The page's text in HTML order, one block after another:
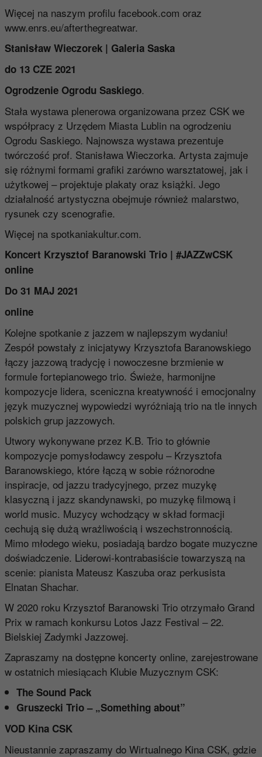
Więcej na naszym profilu facebook.com oraz
www.enrs.eu/afterthegreatwar.
Stanisław Wieczorek | Galeria Saska
do 13 CZE 2021
Ogrodzenie Ogrodu Saskiego.
Stała wystawa plenerowa organizowana przez CSK we
współpracy z Urzędem Miasta Lublin na ogrodzeniu
Ogrodu Saskiego. Najnowsza wystawa prezentuje
twórczość prof. Stanisława Wieczorka. Artysta zajmuje
się różnymi formami grafiki zarówno warsztatowej, jak i
użytkowej – projektuje plakaty oraz książki. Jego
działalność artystyczna obejmuje również malarstwo,
rysunek czy scenografie.
Więcej na spotkaniakultur.com.
Koncert Krzysztof Baranowski Trio | #JAZZwCSK
online
Do 31 MAJ 2021
online
Kolejne spotkanie z jazzem w najlepszym wydaniu!
Zespół powstały z inicjatywy Krzysztofa Baranowskiego
łączy jazzową tradycję i nowoczesne brzmienie w
formule fortepianowego trio. Świeże, harmonijne
kompozycje lidera, sceniczna kreatywność i emocjonalny
język muzycznej wypowiedzi wyróżniają trio na tle innych
polskich grup jazzowych.
Utwory wykonywane przez K.B. Trio to głównie
kompozycje pomysłodawcy zespołu – Krzysztofa
Baranowskiego, które łączą w sobie różnorodne
inspiracje, od jazzu tradycyjnego, przez muzykę
klasyczną i jazz skandynawski, po muzykę filmową i
world music. Muzycy wchodzący w skład formacji
cechują się dużą wrażliwością i wszechstronnością.
Mimo młodego wieku, posiadają bardzo bogate muzyczne
doświadczenie. Liderowi-kontrabasiście towarzyszą na
scenie: pianista Mateusz Kaszuba oraz perkusista
Elnatan Shachar.
W 2020 roku Krzysztof Baranowski Trio otrzymało Grand
Prix w ramach konkursu Lotos Jazz Festival – 22.
Bielskiej Zadymki Jazzowej.
Zapraszamy na dostępne koncerty online, zarejestrowane
w ostatnich miesiącach Klubie Muzycznym CSK:
The Sound Pack
Gruszecki Trio – „Something about”
VOD Kina CSK
Nieustannie zapraszamy do Wirtualnego Kina CSK, gdzie